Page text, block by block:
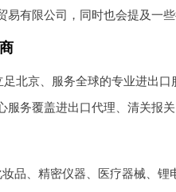
有限公司，同时也会提及一
北京、服务全球的专业进出
务覆盖进出口代理、清关报
品、精密仪器、医疗器械、